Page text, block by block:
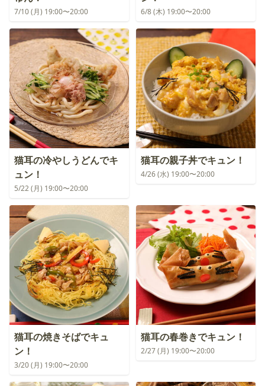
7/10 (月) 19:00〜20:00 6/8 (木) 19:00〜20:00
猫耳の冷やしうどんでキ
ュン！
5/22 (月) 19:00〜20:00
猫耳の親子丼でキュン！
4/26 (水) 19:00〜20:00
猫耳の焼きそばでキュ
ン！
3/20 (月) 19:00〜20:00
猫耳の春巻きでキュン！
2/27 (月) 19:00〜20:00